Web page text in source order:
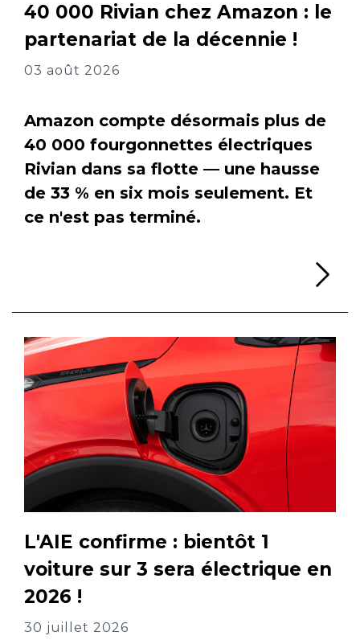
40 000 Rivian chez Amazon : le
partenariat de la décennie !
03 août 2026
Amazon compte désormais plus de
40 000 fourgonnettes électriques
Rivian dans sa flotte — une hausse
de 33 % en six mois seulement. Et
ce n'est pas terminé.
L'AIE confirme : bientôt 1
voiture sur 3 sera électrique en
2026 !
30 juillet 2026